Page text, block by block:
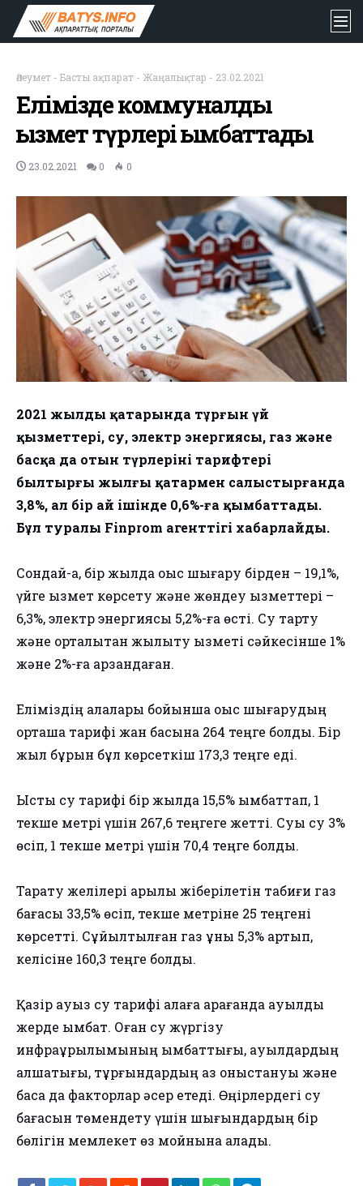
Әлеумет - Басты ақпарат - Жаңалықтар - 23.02.2021
Елімізде коммуналдық
қызмет түрлері қымбаттады
23.02.2021 0 0
2021 жылдың қаңтарында тұрғын үй
қызметтері, су, электр энергиясы, газ және
басқа да отын түрлерінің тарифтері
былтырғы жылғы қаңтармен салыстырғанда
3,8%, ал бір ай ішінде 0,6%-ға қымбаттады.
Бұл туралы Finprom агенттігі хабарлайды.
Сондай-ақ, бір жылда қоқыс шығару бірден – 19,1%,
үйге қызмет көрсету және жөндеу қызметтері –
6,3%, электр энергиясы 5,2%-ға өсті. Су тарту
және орталықтан жылыту қызметі сәйкесінше 1%
және 2%-ға арзандаған.
Еліміздің қалалары бойынша қоқыс шығарудың
орташа тарифі жан басына 264 теңге болды. Бір
жыл бұрын бұл көрсеткіш 173,3 теңге еді.
Ыстық су тарифі бір жылда 15,5% қымбаттап, 1
текше метрі үшін 267,6 теңгеге жетті. Суық су 3%
өсіп, 1 текше метрі үшін 70,4 теңге болды.
Тарату желілері арқылы жіберілетін табиғи газ
бағасы 33,5% өсіп, текше метріне 25 теңгені
көрсетті. Сұйылтылған газ құны 5,3% артып,
келісіне 160,3 теңге болды.
Қазір ауыз су тарифі қалаға қарағанда ауылдық
жерде қымбат. Оған су жүргізу
инфрақұрылымының қымбаттығы, ауылдардың
алшақтығы, тұрғындардың аз қоныстануы және
басқа да факторлар әсер етеді. Өңірлердегі су
бағасын төмендету үшін шығындардың бір
бөлігін мемлекет өз мойнына алады.